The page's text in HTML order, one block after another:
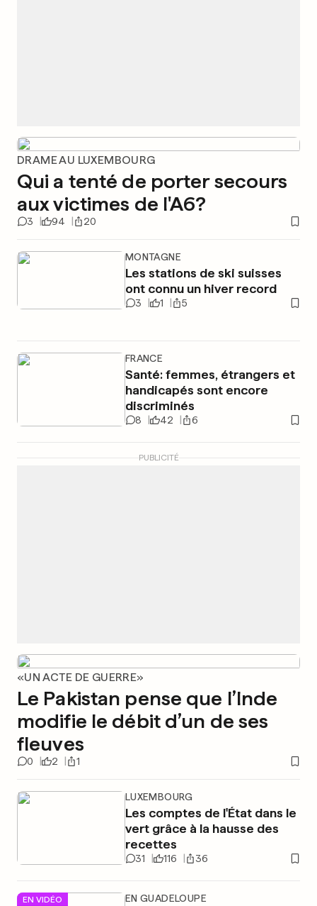
DRAME AU LUXEMBOURG
Qui a tenté de porter secours
aux victimes de l'A6?
3 94 20
MONTAGNE
Les stations de ski suisses
ont connu un hiver record
3 1 5
FRANCE
Santé: femmes, étrangers et
handicapés sont encore
discriminés
8 42 6
PUBLICITÉ
«UN ACTE DE GUERRE»
Le Pakistan pense que l’Inde
modifie le débit d’un de ses
fleuves
0 2 1
LUXEMBOURG
Les comptes de l'État dans le
vert grâce à la hausse des
recettes
31 116 36
EN VIDÉO EN GUADELOUPE